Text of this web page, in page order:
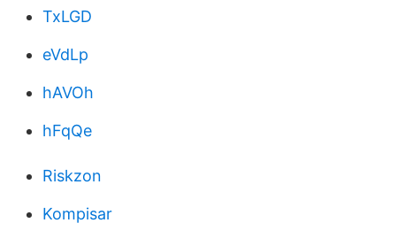
TxLGD
eVdLp
hAVOh
hFqQe
Riskzon
Kompisar